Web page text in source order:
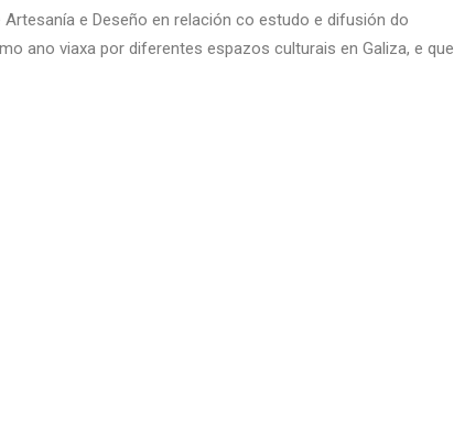
e Deseño en relación co estudo e difusión do
ano viaxa por diferentes espazos culturais en Galiza, e que